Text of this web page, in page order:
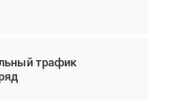
трафик
трафик